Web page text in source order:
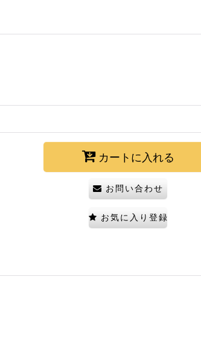
カートに入れる
お問い合わせ
お気に入り登録